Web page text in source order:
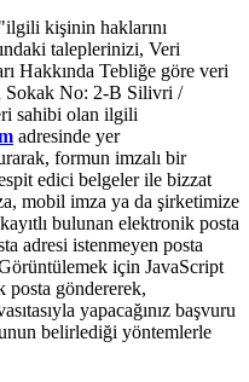
kişinin haklarını
taleplerinizi, Veri
Hakkında Tebliğe göre veri
Sokak No: 2-B Silivri /
sahibi olan ilgili
adresinde yer
formun imzalı bir
edici belgeler ile bizzat
mobil imza ya da şirketimize
bulunan elektronik posta
adresi istenmeyen posta
için JavaScript
posta göndererek,
yapacağınız başvuru
belirlediği yöntemlerle